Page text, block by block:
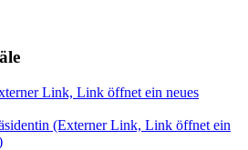
Link, Link öffnet ein neues
(Externer Link, Link öffnet ein